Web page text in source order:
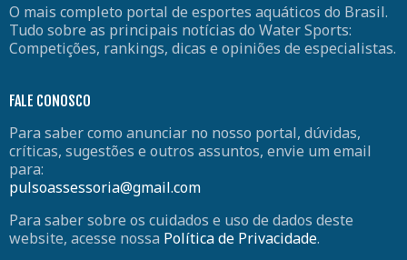
O mais completo portal de esportes aquáticos do Brasil.
Tudo sobre as principais notícias do Water Sports:
Competições, rankings, dicas e opiniões de especialistas.
FALE CONOSCO
Para saber como anunciar no nosso portal, dúvidas,
críticas, sugestões e outros assuntos, envie um email
para:
pulsoassessoria@gmail.com
Para saber sobre os cuidados e uso de dados deste
website, acesse nossa Política de Privacidade.